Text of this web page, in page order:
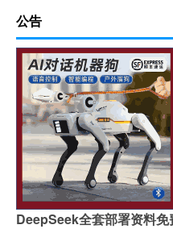
公告
DeepSeek全套部署资料免